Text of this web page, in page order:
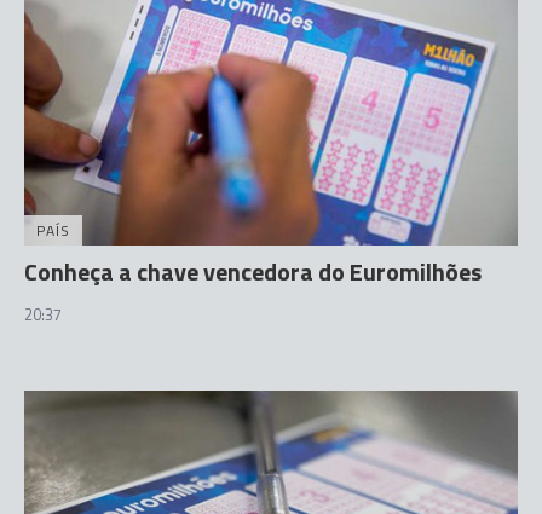
PAÍS
Conheça a chave vencedora do Euromilhões
20:37